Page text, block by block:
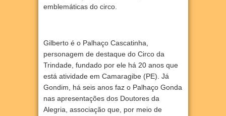
emblemáticas do circo.
Gilberto é o Palhaço Cascatinha,
personagem de destaque do Circo da
Trindade, fundado por ele há 20 anos que
está atividade em Camaragibe (PE). Já
Gondim, há seis anos faz o Palhaço Gonda
nas apresentações dos Doutores da
Alegria, associação que, por meio de